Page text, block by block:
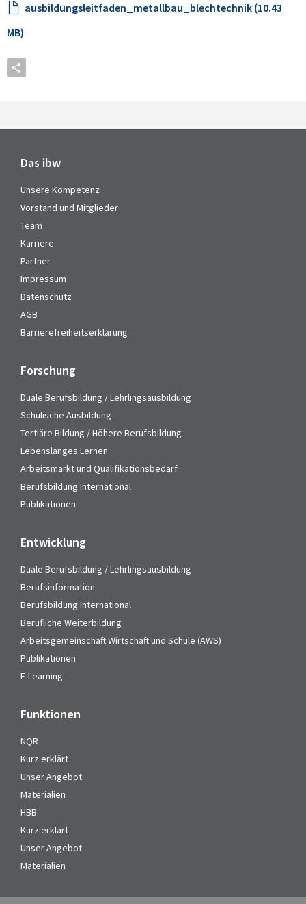
ausbildungsleitfaden_metallbau_blechtechnik (10.43
MB)
Das ibw
Unsere Kompetenz
Vorstand und Mitglieder
Team
Karriere
Partner
Impressum
Datenschutz
AGB
Barrierefreiheitserklärung
Forschung
Duale Berufsbildung / Lehrlingsausbildung
Schulische Ausbildung
Tertiäre Bildung / Höhere Berufsbildung
Lebenslanges Lernen
Arbeitsmarkt und Qualifikationsbedarf
Berufsbildung International
Publikationen
Entwicklung
Duale Berufsbildung / Lehrlingsausbildung
Berufsinformation
Berufsbildung International
Berufliche Weiterbildung
Arbeitsgemeinschaft Wirtschaft und Schule (AWS)
Publikationen
E-Learning
Funktionen
NQR
Kurz erklärt
Unser Angebot
Materialien
HBB
Kurz erklärt
Unser Angebot
Materialien